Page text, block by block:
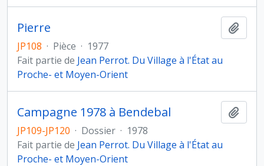
Pierre
JP108 · Pièce · 1977
Fait partie de Jean Perrot. Du Village à l'État au
Proche- et Moyen-Orient
Campagne 1978 à Bendebal
JP109-JP120 · Dossier · 1978
Fait partie de Jean Perrot. Du Village à l'État au
Proche- et Moyen-Orient